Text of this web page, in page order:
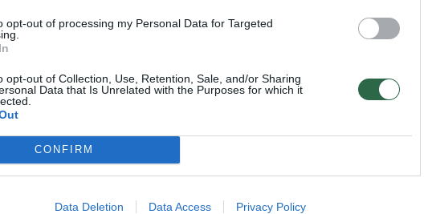
opt-out of processing my Personal Data for Targeted
opt-out of Collection, Use, Retention, Sale, and/or Sharing
Data that Is Unrelated with the Purposes for which it
CONFIRM
Data Deletion Data Access Privacy Policy
ši sritis Lietuvoje vis dar jauna,
indėlis yra svarbus ir matomas.
dirbti į Panevėžį. Sužavėjo suformuota
atlyginimas ir plačios galimybės
mums suteikia vietos
viziją. Tai pasiteisina su kaupu – kai
kaip jie jaučiasi. Žmonės šypsosi,